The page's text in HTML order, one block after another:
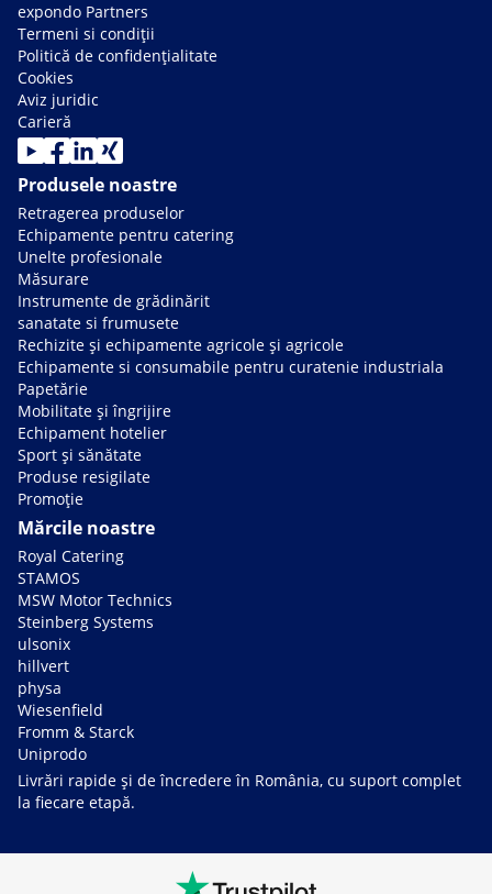
expondo Partners
Termeni si condiții
Politică de confidențialitate
Cookies
Aviz juridic
Carieră
Produsele noastre
Retragerea produselor
Echipamente pentru catering
Unelte profesionale
Măsurare
Instrumente de grădinărit
sanatate si frumusete
Rechizite și echipamente agricole și agricole
Echipamente si consumabile pentru curatenie industriala
Papetărie
Mobilitate și îngrijire
Echipament hotelier
Sport și sănătate
Produse resigilate
Promoție
Mărcile noastre
Royal Catering
STAMOS
MSW Motor Technics
Steinberg Systems
ulsonix
hillvert
physa
Wiesenfield
Fromm & Starck
Uniprodo
Livrări rapide și de încredere în România, cu suport complet
la fiecare etapă.